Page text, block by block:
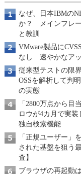
なぜ、日本IBMの
か？ メインフレ
と教訓
VMware製品に
なし 速やかなア
従来型テストの限
OSSを解析して判
の実態
「2800万点から
ロウが4カ月で実
独自検索機能
「正規ユーザー
された基盤を狙う
査】
ブラウザの再起動